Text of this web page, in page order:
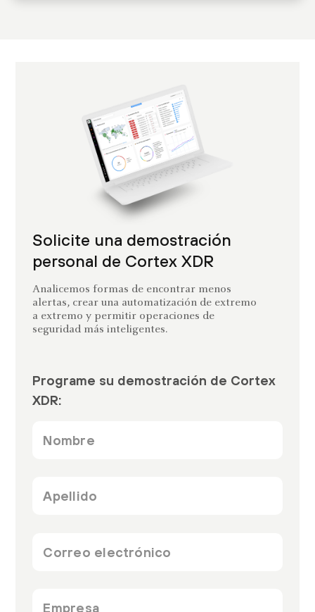
Solicite una demostración
personal de Cortex XDR
Analicemos formas de encontrar menos
alertas, crear una automatización de extremo
a extremo y permitir operaciones de
seguridad más inteligentes.
Programe su demostración de Cortex
XDR:
electrónico